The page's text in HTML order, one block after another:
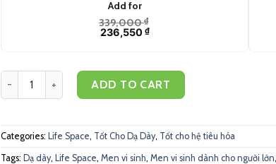
Add for
339,000₫
236,550₫
Life Space Broad Spectrum Probiotic - Men vi sinh dành
ADD TO CART
Categories: Life Space, Tốt Cho Dạ Dày, Tốt cho hệ tiêu hóa
Tags: Dạ dày, Life Space, Men vi sinh, Men vi sinh dành cho người lớn,